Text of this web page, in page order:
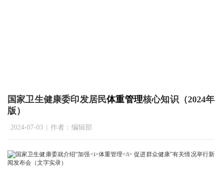
国家卫生健康委印发居民体重管理核心知识（2024年
版）
2024-07-03 | 作者：编辑部